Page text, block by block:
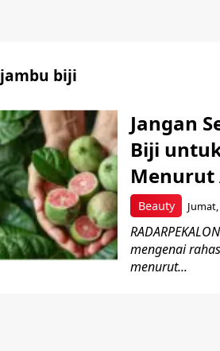
jambu biji
Beauty
Jangan
Biji
Menurut
mengenai
menurut...